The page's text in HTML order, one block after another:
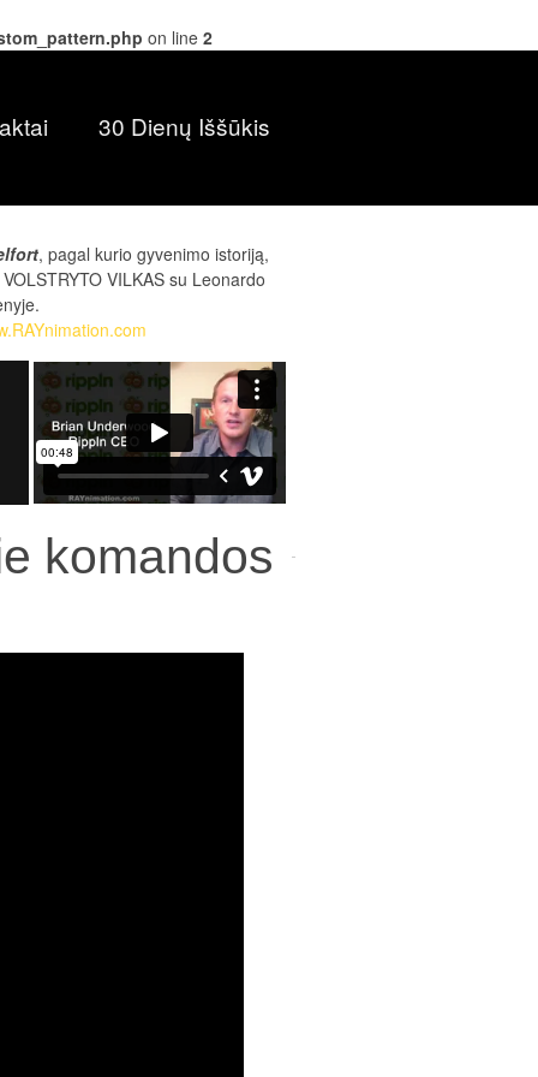
on line 2
30 Dienų Iššūkis
, pagal kurio gyvenimo istoriją,
VILKAS su Leonardo
komandos